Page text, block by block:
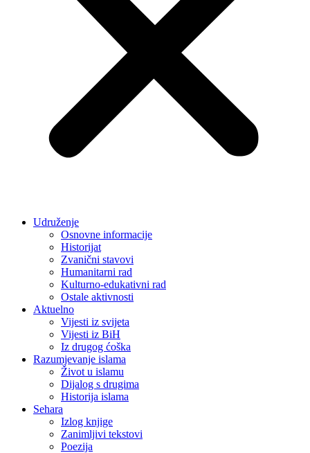
Udruženje
Osnovne informacije
Historijat
Zvanični stavovi
Humanitarni rad
Kulturno-edukativni rad
Ostale aktivnosti
Aktuelno
Vijesti iz svijeta
Vijesti iz BiH
Iz drugog ćoška
Razumjevanje islama
Život u islamu
Dijalog s drugima
Historija islama
Sehara
Izlog knjige
Zanimljivi tekstovi
Poezija